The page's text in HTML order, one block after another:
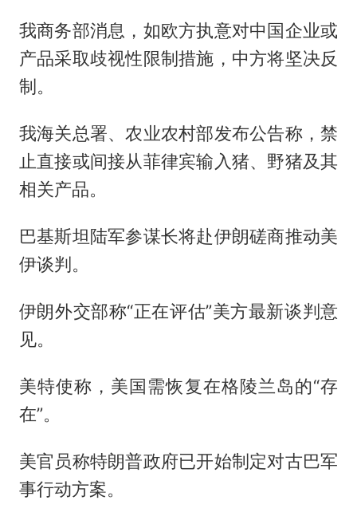
我商务部消息，如欧方执意对中国企业或
产品采取歧视性限制措施，中方将坚决反
制。
我海关总署、农业农村部发布公告称，禁
止直接或间接从菲律宾输入猪、野猪及其
相关产品。
巴基斯坦陆军参谋长将赴伊朗磋商推动美
伊谈判。
伊朗外交部称“正在评估”美方最新谈判意
见。
美特使称，美国需恢复在格陵兰岛的“存
在”。
美官员称特朗普政府已开始制定对古巴军
事行动方案。